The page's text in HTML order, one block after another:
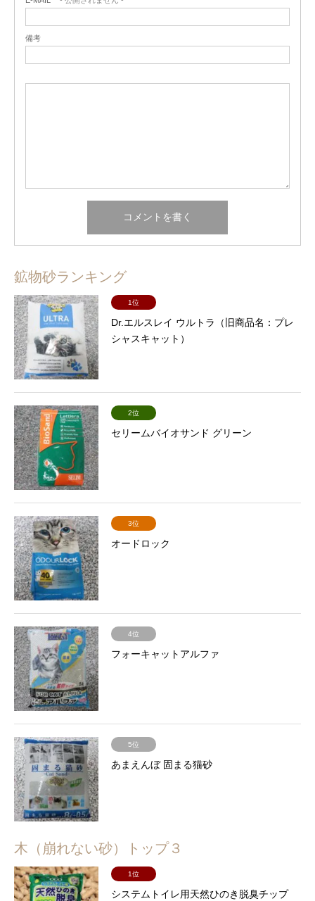
備考
鉱物砂ランキング
1位
Dr.エルスレイ ウルトラ（旧商品名：プレ
シャスキャット）
2位
セリームバイオサンド グリーン
3位
オードロック
4位
フォーキャットアルファ
5位
あまえんぼ 固まる猫砂
木（崩れない砂）トップ３
1位
システムトイレ用天然ひのき脱臭チップ